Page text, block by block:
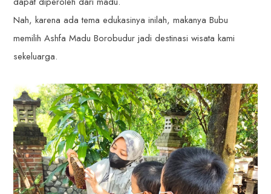
Nah, karena ada tema edukasinya inilah, makanya Bubu
memilih Ashfa Madu Borobudur jadi destinasi wisata kami
sekeluarga.